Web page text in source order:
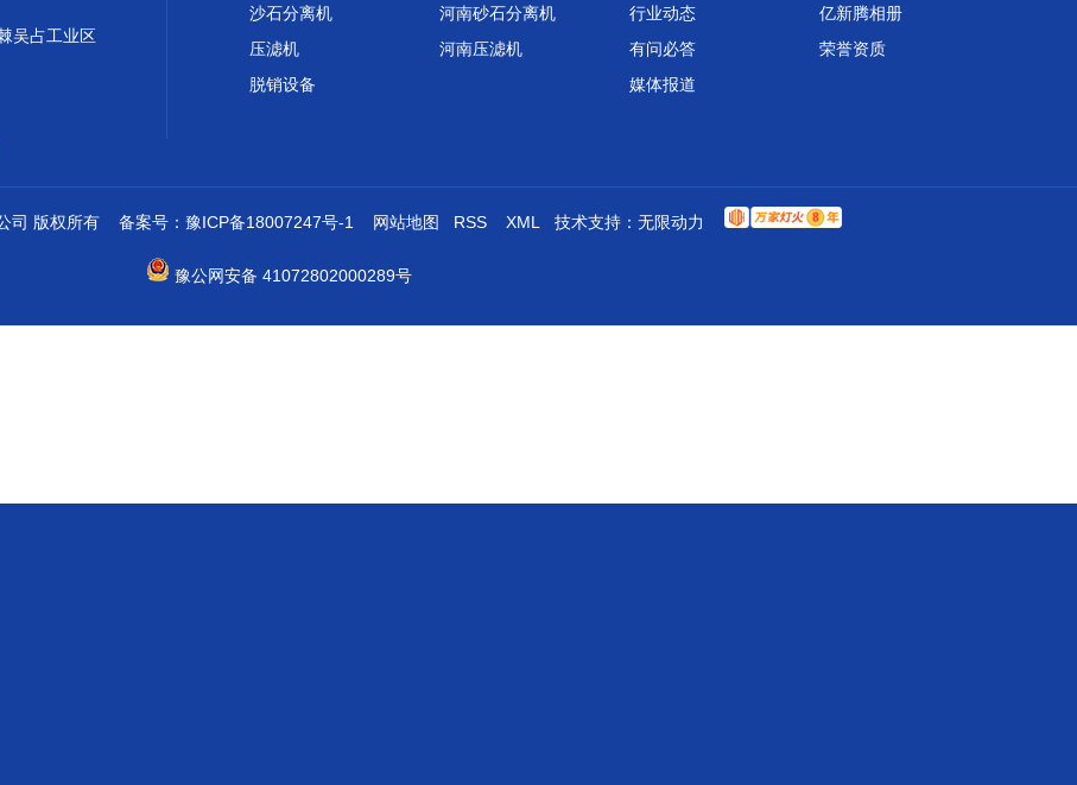
吴占工业区
沙石分离机
压滤机
脱销设备
河南砂石分离机
河南压滤机
行业动态
有问必答
媒体报道
亿新腾相册
荣誉资质
司 版权所有 备案号： 豫ICP备18007247号-1 网站地图 RSS XML 技术支持： 无限动力
豫公网安备 41072802000289号